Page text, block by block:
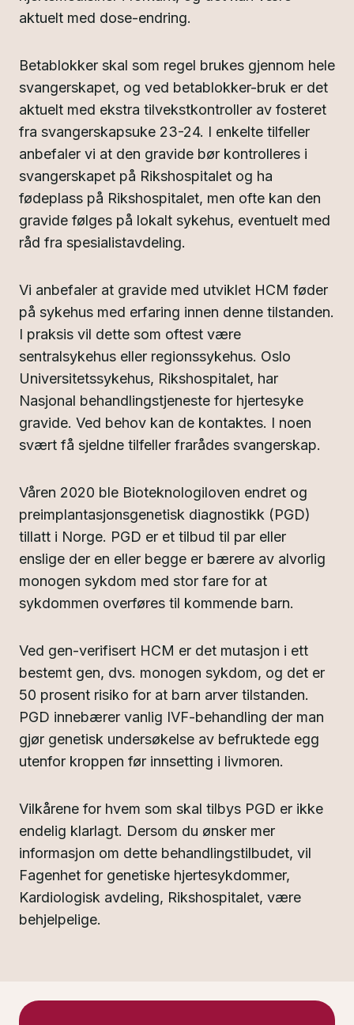
aktuelt med dose-endring.
Betablokker skal som regel brukes gjennom hele
svangerskapet, og ved betablokker-bruk er det
aktuelt med ekstra tilvekstkontroller av fosteret
fra svangerskapsuke 23-24. I enkelte tilfeller
anbefaler vi at den gravide bør kontrolleres i
svangerskapet på Rikshospitalet og ha
fødeplass på Rikshospitalet, men ofte kan den
gravide følges på lokalt sykehus, eventuelt med
råd fra spesialistavdeling.
Vi anbefaler at gravide med utviklet HCM føder
på sykehus med erfaring innen denne tilstanden.
I praksis vil dette som oftest være
sentralsykehus eller regionssykehus. Oslo
Universitetssykehus, Rikshospitalet, har
Nasjonal behandlingstjeneste for hjertesyke
gravide. Ved behov kan de kontaktes. I noen
svært få sjeldne tilfeller frarådes svangerskap.
Våren 2020 ble Bioteknologiloven endret og
preimplantasjonsgenetisk diagnostikk (PGD)
tillatt i Norge. PGD er et tilbud til par eller
enslige der en eller begge er bærere av alvorlig
monogen sykdom med stor fare for at
sykdommen overføres til kommende barn.
Ved gen-verifisert HCM er det mutasjon i ett
bestemt gen, dvs. monogen sykdom, og det er
50 prosent risiko for at barn arver tilstanden.
PGD innebærer vanlig IVF-behandling der man
gjør genetisk undersøkelse av befruktede egg
utenfor kroppen før innsetting i livmoren.
Vilkårene for hvem som skal tilbys PGD er ikke
endelig klarlagt. Dersom du ønsker mer
informasjon om dette behandlingstilbudet, vil
Fagenhet for genetiske hjertesykdommer,
Kardiologisk avdeling, Rikshospitalet, være
behjelpelige.